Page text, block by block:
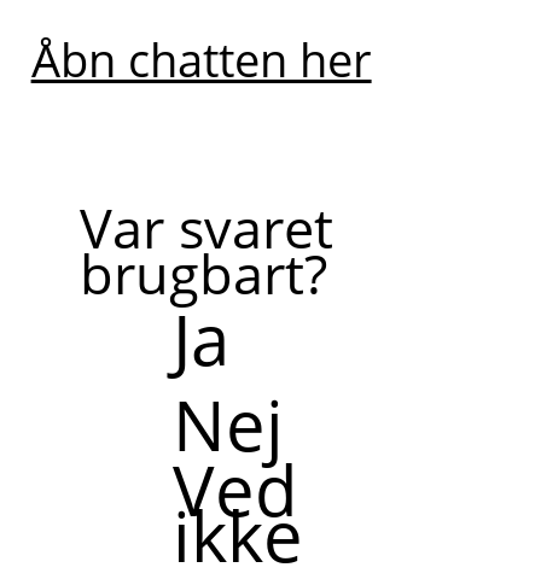
Åbn chatten her
Var svaret
brugbart?
Ja
Nej
Ved
ikke